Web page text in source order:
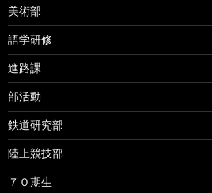
美術部
語学研修
進路課
部活動
鉄道研究部
陸上競技部
７０期生